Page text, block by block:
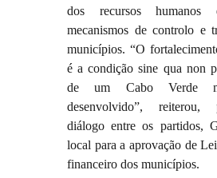
dos recursos
mecanismos de controlo e
municípios. “O
é a condição sine qua non
de um Cabo Verde
desenvolvido”, reiterou,
diálogo entre os partidos,
local para a aprovação de
financeiro dos municípios.